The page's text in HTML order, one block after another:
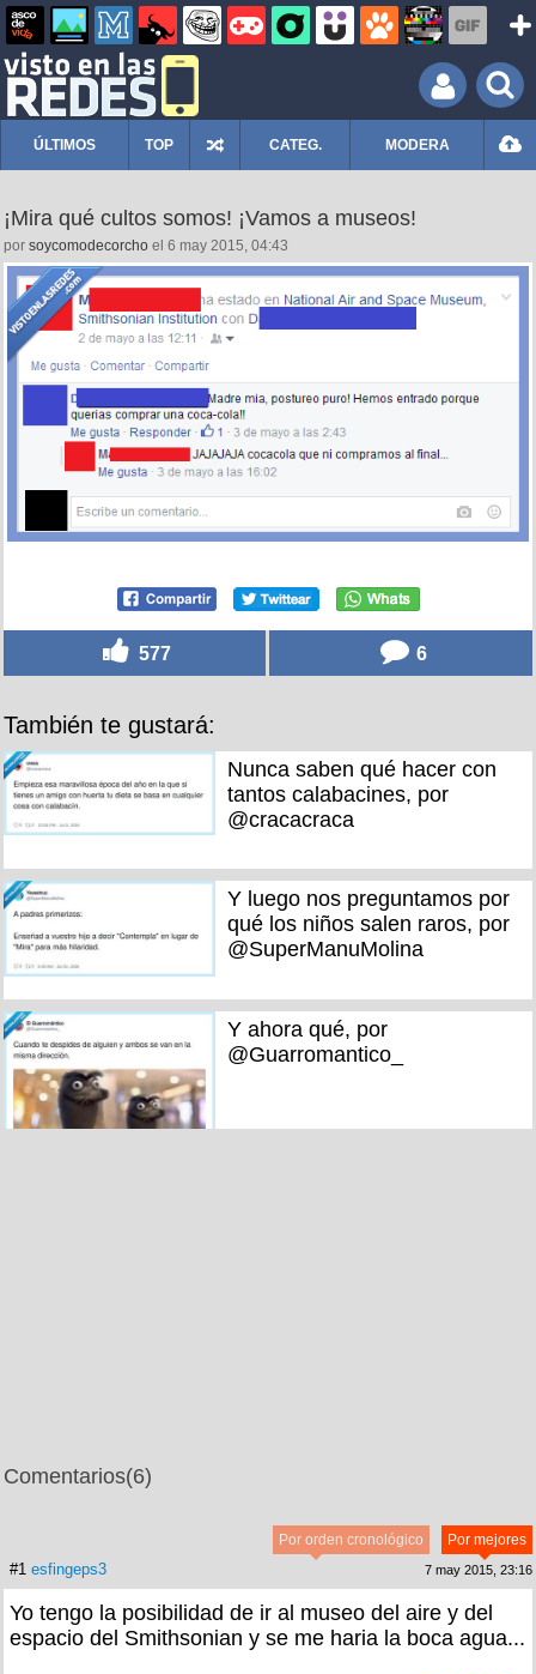
ÚLTIMOS TOP CATEG. MODERA
¡Mira qué cultos somos! ¡Vamos a museos!
por soycomodecorcho el 6 may 2015, 04:43
577 6
También te gustará:
Nunca saben qué hacer con
tantos calabacines, por
@cracacraca
Y luego nos preguntamos por
qué los niños salen raros, por
@SuperManuMolina
Y ahora qué, por
@Guarromantico_
Comentarios(6)
Por mejores
Por orden cronológico
#1 esfingeps3 7 may 2015, 23:16
Yo tengo la posibilidad de ir al museo del aire y del
espacio del Smithsonian y se me haria la boca agua...